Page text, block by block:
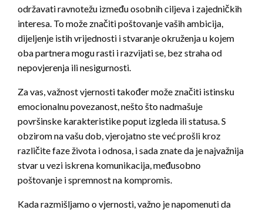
održavati ravnotežu između osobnih ciljeva i zajedničkih
interesa. To može značiti poštovanje vaših ambicija,
dijeljenje istih vrijednosti i stvaranje okruženja u kojem
oba partnera mogu rasti i razvijati se, bez straha od
nepovjerenja ili nesigurnosti.
Za vas, važnost vjernosti također može značiti istinsku
emocionalnu povezanost, nešto što nadmašuje
površinske karakteristike poput izgleda ili statusa. S
obzirom na vašu dob, vjerojatno ste već prošli kroz
različite faze života i odnosa, i sada znate da je najvažnija
stvar u vezi iskrena komunikacija, međusobno
poštovanje i spremnost na kompromis.
Kada razmišljamo o vjernosti, važno je napomenuti da